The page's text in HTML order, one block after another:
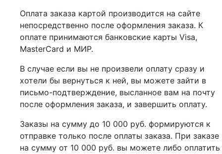
Оплата заказа картой производится на сайте
непосредственно после оформления заказа. К
оплате принимаются банковские карты Visa,
MasterCard и МИР.
В случае если вы не произвели оплату сразу и
хотели бы вернуться к ней, вы можете зайти в
письмо-подтверждение, высланное вам на почту
после оформления заказа, и завершить оплату.
Заказы на сумму до 10 000 руб. формируются к
отправке только после оплаты заказа. При заказе
на сумму от 10 000 руб. вы можете либо оплатить